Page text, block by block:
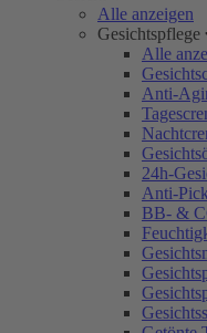
Alle anzeigen
Gesichtspflege
Alle
Anti-
24h-
Anti-
BB- &